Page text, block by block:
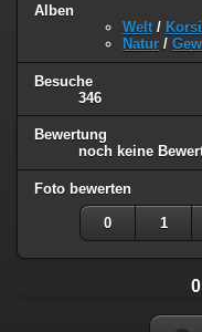
Alben
Welt /
Natur /
Besuche
346
Bewertung
noch keine
Foto bewerten
0 1